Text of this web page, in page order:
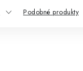
Podobné produkty